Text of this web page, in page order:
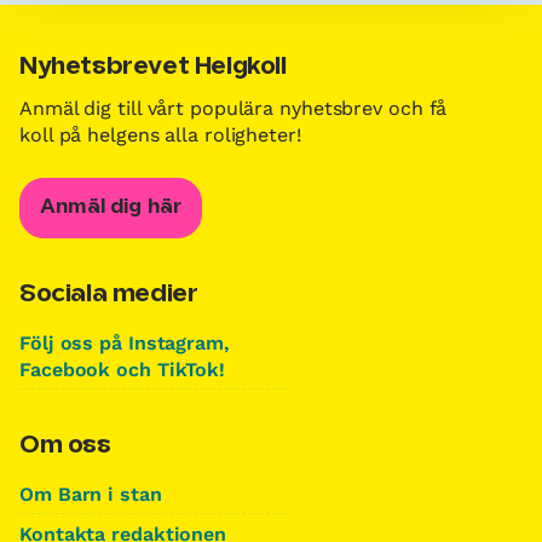
Nyhetsbrevet Helgkoll
Anmäl dig till vårt populära nyhetsbrev och få
koll på helgens alla roligheter!
Anmäl dig här
Sociala medier
Följ oss på Instagram,
Facebook och TikTok!
Om oss
Om Barn i stan
Kontakta redaktionen